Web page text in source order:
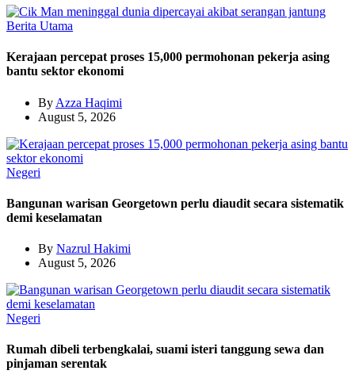
Berita Utama
Kerajaan percepat proses 15,000 permohonan pekerja asing
bantu sektor ekonomi
By Azza Haqimi
August 5, 2026
Negeri
Bangunan warisan Georgetown perlu diaudit secara sistematik
demi keselamatan
By Nazrul Hakimi
August 5, 2026
Negeri
Rumah dibeli terbengkalai, suami isteri tanggung sewa dan
pinjaman serentak